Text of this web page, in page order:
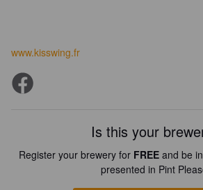
www.kisswing.fr
Is this your
Register your brewery for FREE and be
presented in Pint